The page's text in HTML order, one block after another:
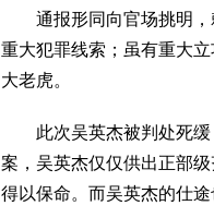
通报形同向官场挑明，
重大犯罪线索；虽有重大
大老虎。
此次吴英杰被判处死缓
案，吴英杰仅仅供出正部
得以保命。而吴英杰的仕